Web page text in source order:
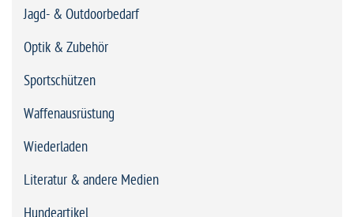
Jagd- & Outdoorbedarf
Optik & Zubehör
Sportschützen
Waffenausrüstung
Wiederladen
Literatur & andere Medien
Hundeartikel